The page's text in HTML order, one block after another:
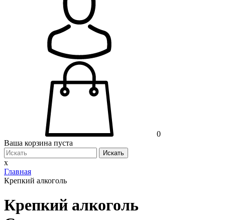
0
Ваша корзина пуста
Искать
x
Главная
Крепкий алкоголь
Крепкий алкоголь